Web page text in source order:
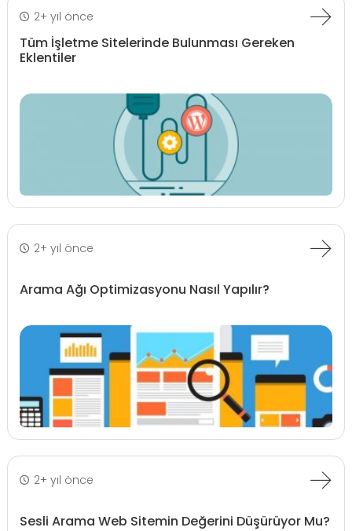
2+ yıl önce
Tüm İşletme Sitelerinde Bulunması Gereken
Eklentiler
2+ yıl önce
Arama Ağı Optimizasyonu Nasıl Yapılır?
2+ yıl önce
Sesli Arama Web Sitemin Değerini Düşürüyor Mu?